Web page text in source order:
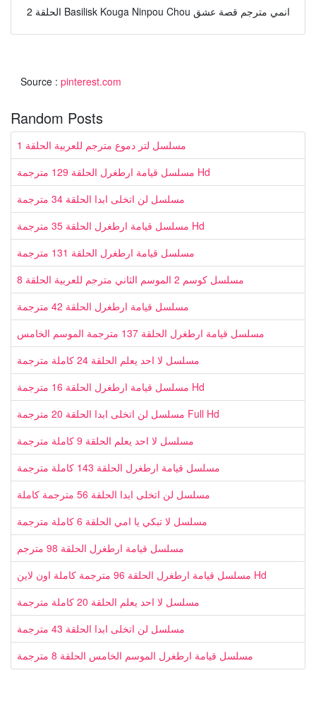
الحلقة 2 Basilisk Kouga Ninpou Chou انمي مترجم قصة عشق
Source : pinterest.com
Random Posts
مسلسل لتر دموع مترجم للعربية الحلقة 1
مسلسل قيامة ارطغرل الحلقة 129 مترجمة Hd
مسلسل لن اتخلى ابدا الحلقة 34 مترجمة
مسلسل قيامة ارطغرل الحلقة 35 مترجمة Hd
مسلسل قيامة ارطغرل الحلقة 131 مترجمة
مسلسل كوسم 2 الموسم الثاني مترجم للعربية الحلقة 8
مسلسل قيامة ارطغرل الحلقة 42 مترجمة
مسلسل قيامة ارطغرل الحلقة 137 مترجمة الموسم الخامس
مسلسل لا احد يعلم الحلقة 24 كاملة مترجمة
مسلسل قيامة ارطغرل الحلقة 16 مترجمة Hd
مسلسل لن اتخلى ابدا الحلقة 20 مترجمة Full Hd
مسلسل لا احد يعلم الحلقة 9 كاملة مترجمة
مسلسل قيامة ارطغرل الحلقة 143 كاملة مترجمة
مسلسل لن اتخلى ابدا الحلقة 56 مترجمة كاملة
مسلسل لا تبكي يا امي الحلقة 6 كاملة مترجمة
مسلسل قيامة ارطغرل الحلقة 98 مترجم
مسلسل قيامة ارطغرل الحلقة 96 مترجمة كاملة اون لاين Hd
مسلسل لا احد يعلم الحلقة 20 كاملة مترجمة
مسلسل لن اتخلى ابدا الحلقة 43 مترجمة
مسلسل قيامة ارطغرل الموسم الخامس الحلقة 8 مترجمة